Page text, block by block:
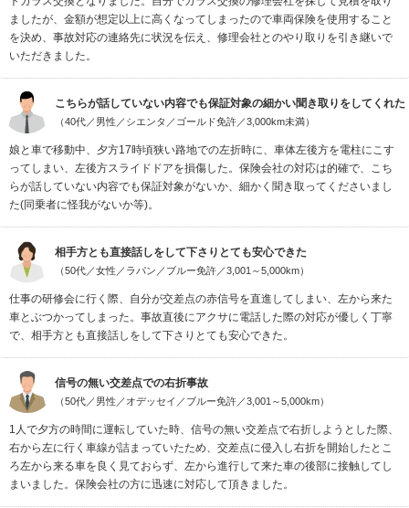
ましたが、金額が想定以上に高くなってしまったので車両保険を使用すること
を決め、事故対応の連絡先に状況を伝え、修理会社とのやり取りを引き継いで
いただきました。
こちらが話していない内容でも保証対象の細かい聞き取りをしてくれた
（40代／男性／シエンタ／ゴールド免許／3,000km未満）
娘と車で移動中、夕方17時頃狭い路地での左折時に、車体左後方を電柱にこす
ってしまい、左後方スライドドアを損傷した。保険会社の対応は的確で、こち
らが話していない内容でも保証対象がないか、細かく聞き取ってくださいまし
た(同乗者に怪我がないか等)。
相手方とも直接話しをして下さりとても安心できた
（50代／女性／ラパン／ブルー免許／3,001～5,000km）
仕事の研修会に行く際、自分が交差点の赤信号を直進してしまい、左から来た
車とぶつかってしまった。事故直後にアクサに電話した際の対応が優しく丁寧
で、相手方とも直接話しをして下さりとても安心できた。
信号の無い交差点での右折事故
（50代／男性／オデッセイ／ブルー免許／3,001～5,000km）
1人で夕方の時間に運転していた時、信号の無い交差点で右折しようとした際、
右から左に行く車線が詰まっていたため、交差点に侵入し右折を開始したとこ
ろ左から来る車を良く見ておらず、左から進行して来た車の後部に接触してし
まいました。保険会社の方に迅速に対応して頂きました。